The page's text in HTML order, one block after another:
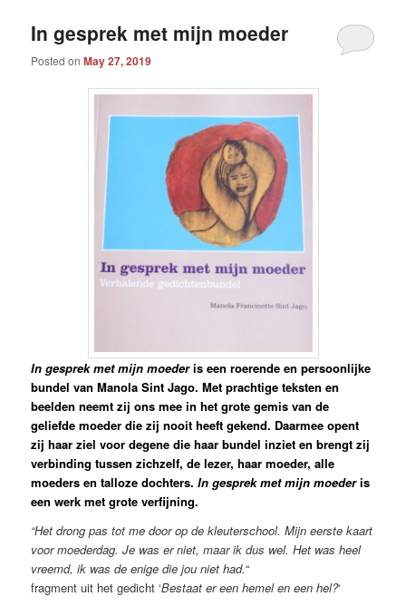
In gesprek met mijn moeder
Posted onMay 27, 2019
In gesprek met mijn moederis een roerende en persoonlijke
bundel van Manola Sint Jago. Met prachtige teksten en
beelden neemt zij ons mee in het grote gemis van de
geliefde moeder die zij nooit heeft gekend. Daarmee opent
zij haar ziel voor degene die haar bundel inziet en brengt zij
verbinding tussen zichzelf, de lezer, haar moeder, alle
moeders en talloze dochters.In gesprek met mijn moederis
een werk met grote verfijning.
“Het drong pas tot me door op de kleuterschool. Mijn eerste kaart
voor moederdag. Je was er niet, maar ik dus wel. Het was heel
vreemd, ik was de enige die jou niet had.“
fragment uit het gedicht ‘Bestaat er een hemel en een hel?‘